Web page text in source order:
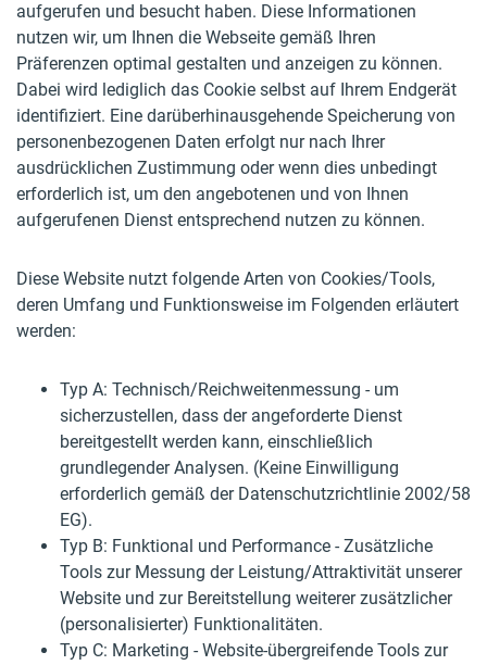
aufgerufen und besucht haben. Diese Informationen
nutzen wir, um Ihnen die Webseite gemäß Ihren
Präferenzen optimal gestalten und anzeigen zu können.
Dabei wird lediglich das Cookie selbst auf Ihrem Endgerät
identifiziert. Eine darüberhinausgehende Speicherung von
personenbezogenen Daten erfolgt nur nach Ihrer
ausdrücklichen Zustimmung oder wenn dies unbedingt
erforderlich ist, um den angebotenen und von Ihnen
aufgerufenen Dienst entsprechend nutzen zu können.
Diese Website nutzt folgende Arten von Cookies/Tools,
deren Umfang und Funktionsweise im Folgenden erläutert
werden:
Typ A: Technisch/Reichweitenmessung - um
sicherzustellen, dass der angeforderte Dienst
bereitgestellt werden kann, einschließlich
grundlegender Analysen. (Keine Einwilligung
erforderlich gemäß der Datenschutzrichtlinie 2002/58
EG).
Typ B: Funktional und Performance - Zusätzliche
Tools zur Messung der Leistung/Attraktivität unserer
Website und zur Bereitstellung weiterer zusätzlicher
(personalisierter) Funktionalitäten.
Typ C: Marketing - Website-übergreifende Tools zur